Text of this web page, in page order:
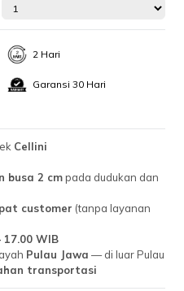
2 Hari
Garansi 30 Hari
Cellini
busa 2 cmpada dudukan dan
customer (tanpa layanan
17.00 WIB
Pulau Jawa — di luar Pulau
transportasi